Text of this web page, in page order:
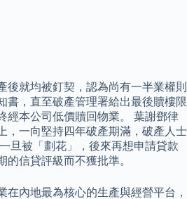
後就均被釘契，認為尚有一半業權則
書，直至破產管理署給出最後贖樓限
經本公司低價贖回物業。 葉謝鄧律
，一向堅持四年破產期滿，破產人士
旦被「劃花」，後來再想申請貸款
信貸評級而不獲批準。
在內地最為核心的生產與經營平台，